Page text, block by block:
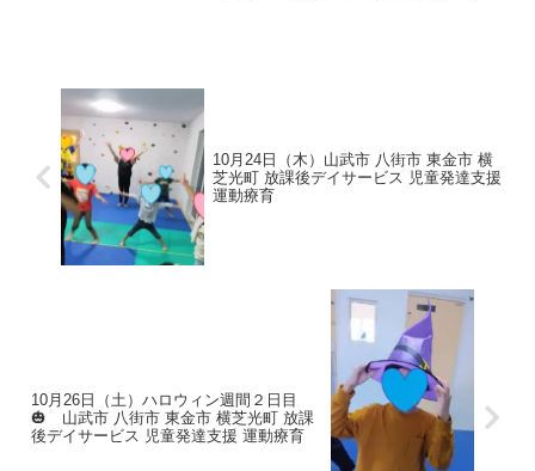
10月24日（木）山武市 八街市 東金市 横
芝光町 放課後デイサービス 児童発達支援
運動療育
10月26日（土）ハロウィン週間２日目
🎃 山武市 八街市 東金市 横芝光町 放課
後デイサービス 児童発達支援 運動療育